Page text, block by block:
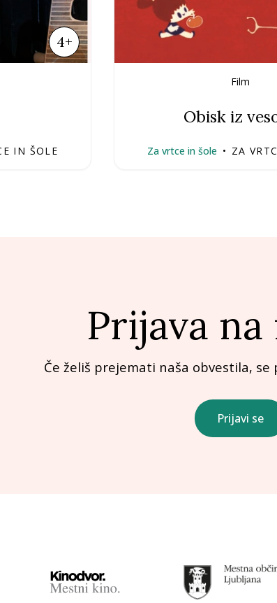
4+
IN ŠOLE
Film
Obisk iz
Za vrtce in šole • ZA
Prijava
Če želiš prejemati naša obvestila,
Prijavi se